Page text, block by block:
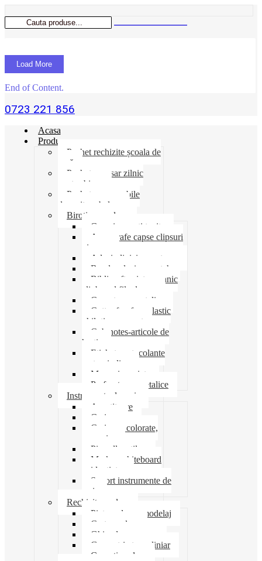
Load More
End of Content.
0723 221 856
Acasa
Produse
Pachet rechizite școala de
vară
Pachet necesar zilnic
pentru birou
Pachet consumabile
depozit-ambalare
Birotica-produse
Cosuri suporti tavite
Ace agrafe capse clipsuri
pioneze
Adeziv lipici corectoare
Banda adeziva-scotch
Biblioraft caiet mecanic
clipboard file dosare
Capsatoare metalice
Cutter foarfeca elastic
ghilotina magnet
Cub notes-articole de
hartie
Etichete autocolante
carton indigo
Mape si serviete
Perforatoare metalice
Instrumente de scris
Ascutitoare
Carioca
Creioane colorate,
mecanice
Pix roller stilou
Marker whiteboard
evidentiator
Suport instrumente de
scris
Rechizite scolare
Pictura desen modelaj
Creta scolara
Ghiozdane penare
Geometrie trusa liniar
Coperti scolare